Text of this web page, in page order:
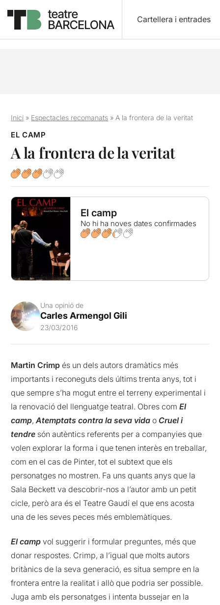
Cartellera i entrades
Inici » Espectacles recomanats » A la frontera de la veritat
EL CAMP
A la frontera de la veritat
El camp
No hi ha noves dates confirmades
Una opinió de
Carles Armengol Gili
23/03/2016
Martin Crimp és un dels autors dramàtics més
importants i reconeguts dels últims trenta anys, tot i
que sempre s’ha mogut entre el terreny experimental i
la renovació del llenguatge teatral. Obres comEl
camp,Atemptats contra la seva vida o Cruel i
tendre són autèntics referents per a companyies que
volen explorar la forma i que tenen interès en treballar,
com en el cas de Pinter, tot el subtext que els
personatges no mostren. Fa uns quants anys que la
Sala Beckett va descobrir-nos a l’autor amb un petit
cicle, però ara és el Teatre Gaudí el que ens acosta
una de les seves peces més emblemàtiques.
El camp vol suggerir i formular preguntes, més que
donar respostes. Crimp, a l’igual que molts autors
britànics de la seva generació, es situa sempre en la
frontera entre la realitat i allò que podria ser possible.
Juga amb els personatges i intenta bussejar en la